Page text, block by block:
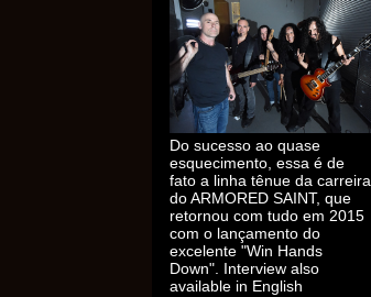
Do sucesso ao quase
esquecimento, essa é de
fato a linha tênue da carreira
do ARMORED SAINT, que
retornou com tudo em 2015
com o lançamento do
excelente "Win Hands
Down". Interview also
available in English